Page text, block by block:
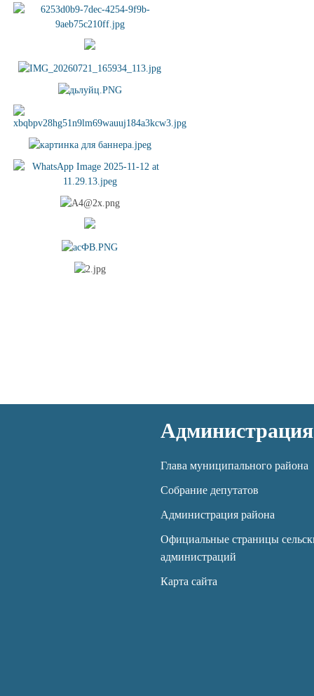
Администрация
Глава муниципального района
Собрание депутатов
Администрация района
Официальные страницы
администраций
Карта сайта